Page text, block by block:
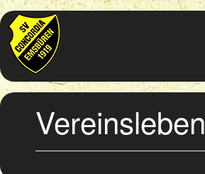
Vereinsleben